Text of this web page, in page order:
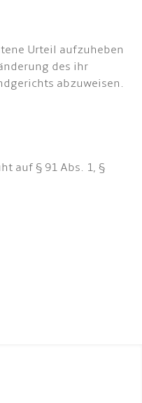
Urteil aufzuheben
des ihr
abzuweisen.
auf § 91 Abs. 1, §